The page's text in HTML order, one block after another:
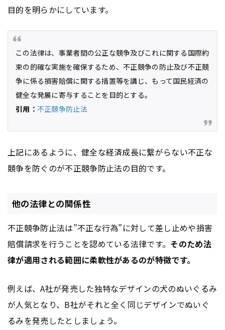
目的を明らかにしています。
この法律は、事業者間の公正な競争及びこれに関する国際約
束の的確な実施を確保するため、不正競争の防止及び不正競
争に係る損害賠償に関する措置等を講じ、もって国民経済の
健全な発展に寄与することを目的とする。
引用： 不正競争防止法
上記にあるように、健全な経済成長に繋がらない不正な
競争を防ぐのが不正競争防止法の目的です。
他の法律との関係性
不正競争防止法は”不正な行為”に対して差し止めや損害
賠償請求を行うことを認めている法律です。 そのため法
律が適用される範囲に柔軟性があるのが特徴です。
例えば、A社が発売した独特なデザインの犬のぬいぐるみ
が人気となり、B社がそれと全く同じデザインでぬいぐ
るみを発売したとしましょう。